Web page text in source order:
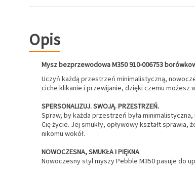
Opis
Mysz bezprzewodowa M350 910-006753
Uczyń każdą przestrzeń minimalistyczną,
ciche klikanie i przewijanie, dzięki czemu możesz
SPERSONALIZUJ. SWOJĄ. PRZESTRZEŃ.
Spraw, by każda przestrzeń była
Cię życie. Jej smukły, opływowy kształt
nikomu wokół.
NOWOCZESNA, SMUKŁA I PIĘKNA
Nowoczesny styl myszy Pebble M350 pasuje do